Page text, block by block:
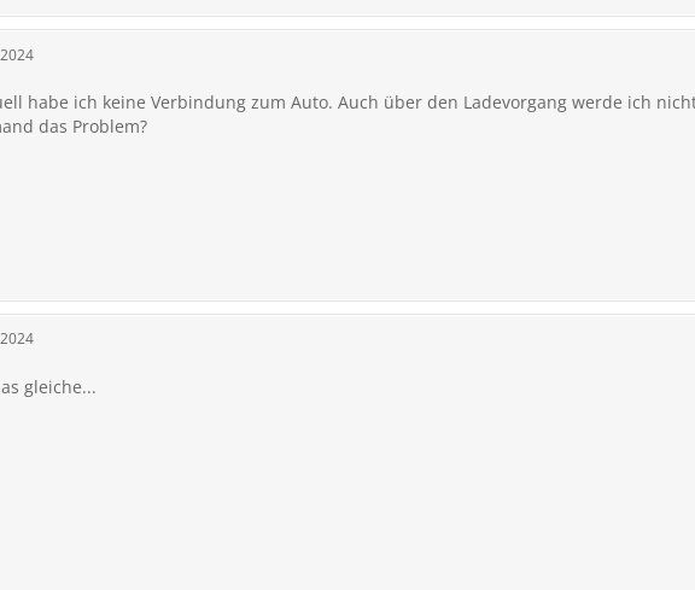
habe ich keine Verbindung zum Auto. Auch über den Ladevorgang werde ich
das Problem?
gleiche...